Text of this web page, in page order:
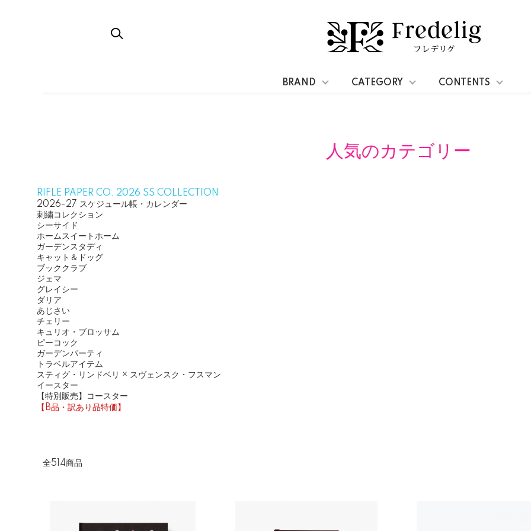
BRAND CATEGORY CONTENTS
人気のカテゴリー
グループ一覧
RIFLE PAPER CO. 2026 SS COLLECTION
2026-27 スケジュール帳・カレンダー
刺繍コレクション
シーサイド
ホームスイートホーム
ガーデンスタディ
キャット＆ドッグ
ブッククラブ
ジェマ
グレイシー
ダリア
あじさい
チェリー
キュリオ・ブロッサム
ピーコック
ガーデンパーティ
トラベルアイテム
スティグ・リンドベリ × スヴェンスク・フスマン
イースター
【特別販売】コースター
【B品・訳あり品特価】
全514商品